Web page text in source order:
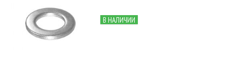
В НАЛИЧИИ